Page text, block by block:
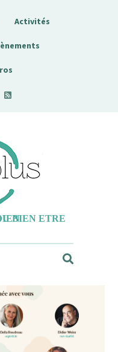
Activités
QUOTIDIEN